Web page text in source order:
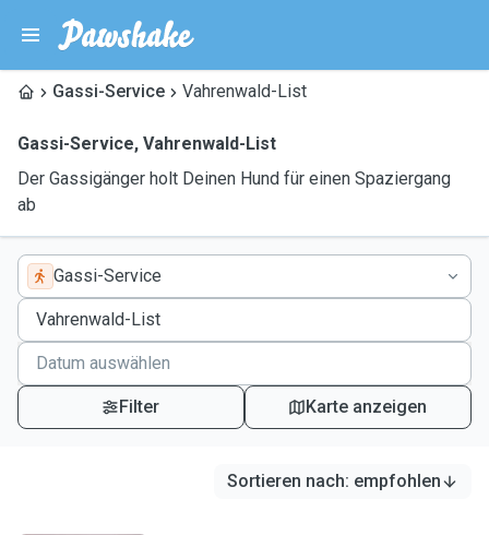
Gassi-Service Vahrenwald-List
Gassi-Service, Vahrenwald-List
Der Gassigänger holt Deinen Hund für einen Spaziergang
ab
Gassi-Service
Filter Karte anzeigen
Sortieren nach: empfohlen